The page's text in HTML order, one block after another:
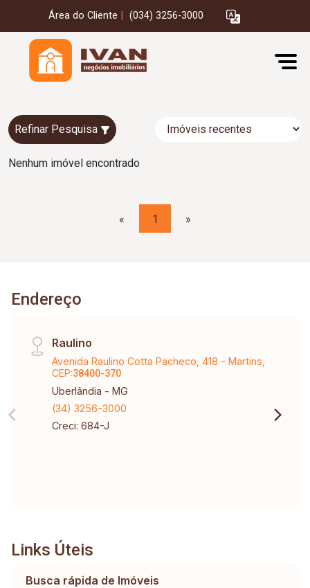
Área do Cliente (034) 3256-3000
Refinar Pesquisa
Nenhum imóvel encontrado
« 1 »
Endereço
Raulino
Avenida Raulino Cotta Pacheco, 418 - Martins,
CEP:38400-370
Uberlândia - MG
(34) 3256-3000
Creci: 684-J
Links Úteis
Busca rápida de Imóveis